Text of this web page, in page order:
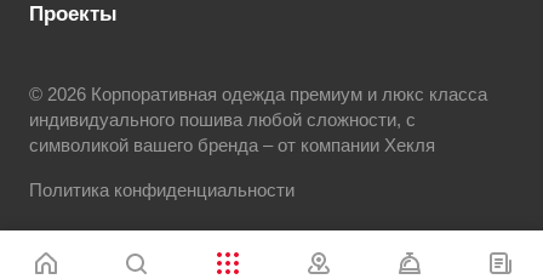
Проекты
© 2026 Корпоративная одежда премиум и люкс класса
индивидуального пошива любой сложности, с
символикой вашего бренда – от компании Хекля
Политика конфиденциальности